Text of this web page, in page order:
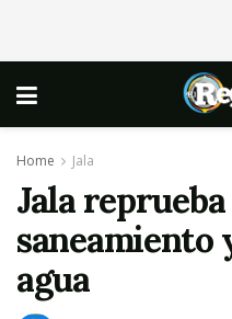
Home Jala
Jala
saneamiento
agua